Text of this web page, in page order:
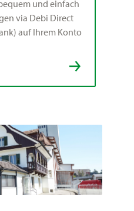
und einfach
via Debi Direct
auf Ihrem Konto